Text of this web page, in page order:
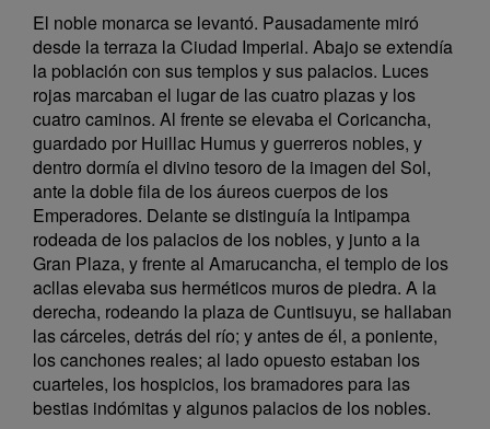
El noble monarca se levantó. Pausadamente miró
desde la terraza la Ciudad Imperial. Abajo se extendía
la población con sus templos y sus palacios. Luces
rojas marcaban el lugar de las cuatro plazas y los
cuatro caminos. Al frente se elevaba el Coricancha,
guardado por Huillac Humus y guerreros nobles, y
dentro dormía el divino tesoro de la imagen del Sol,
ante la doble fila de los áureos cuerpos de los
Emperadores. Delante se distinguía la Intipampa
rodeada de los palacios de los nobles, y junto a la
Gran Plaza, y frente al Amarucancha, el templo de los
acllas elevaba sus herméticos muros de piedra. A la
derecha, rodeando la plaza de Cuntisuyu, se hallaban
las cárceles, detrás del río; y antes de él, a poniente,
los canchones reales; al lado opuesto estaban los
cuarteles, los hospicios, los bramadores para las
bestias indómitas y algunos palacios de los nobles.